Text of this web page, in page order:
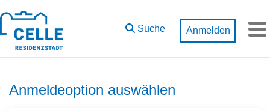
Zum Hauptinhalt springen
Suche Anmelden
Anmeldeoption auswählen